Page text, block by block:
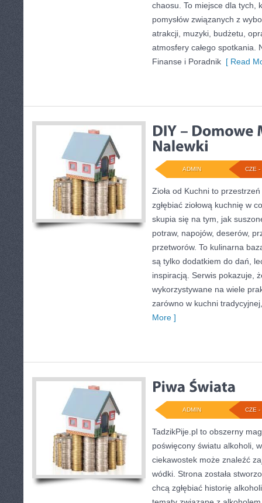
chaosu. To miejsce dla tych,
pomysłów związanych z
atrakcji, muzyki, budżetu,
atmosfery całego spotkania.
Finanse i Poradnik [ Read
CZE -
ADMIN
Zioła od Kuchni to
zgłębiać ziołową kuchnię w
skupia się na tym, jak
potraw, napojów, deserów,
przetworów. To kulinarna
są tylko dodatkiem do dań,
inspiracją. Serwis pokazuje,
wykorzystywane na wiele
zarówno w kuchni
More ]
CZE -
ADMIN
TadzikPije.pl to obszerny
poświęcony światu alkoholi,
ciekawostek może znaleźć
wódki. Strona została
chcą zgłębiać historię